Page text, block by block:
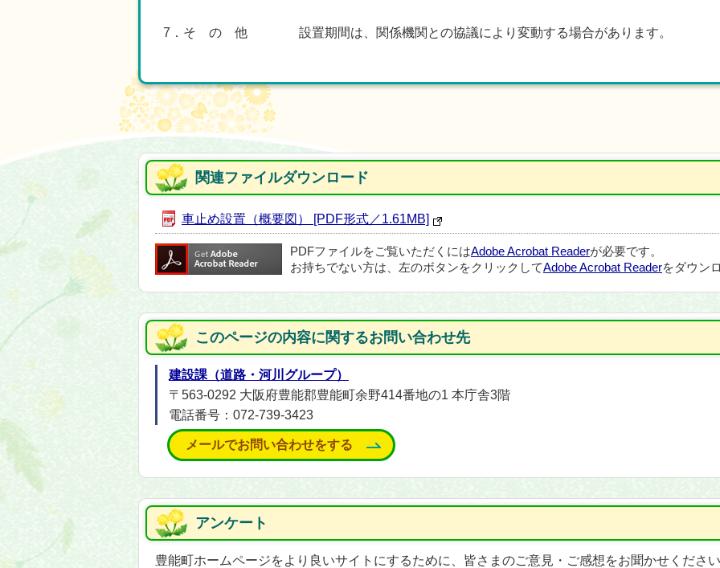
7．そ の 他 設置期間は、関係機関との協議により変動する場合があります。
関連ファイルダウンロード
車止め設置（概要図） [PDF形式／1.61MB]
PDFファイルをご覧いただくにはAdobe Acrobat Readerが必要です。
お持ちでない方は、左のボタンをクリックしてAdobe Acrobat Readerをダウン
このページの内容に関するお問い合わせ先
建設課（道路・河川グループ）
〒563-0292 大阪府豊能郡豊能町余野414番地の1 本庁舎3階
電話番号：072-739-3423
メールでお問い合わせをする
アンケート
豊能町ホームページをより良いサイトにするために、皆さまのご意見・ご感想をお聞かせくださ